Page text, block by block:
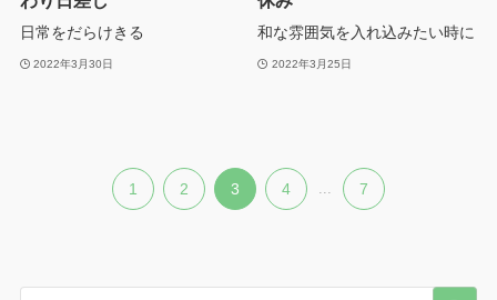
日常をだらけきる
2022年3月30日
和な雰囲気を入れ込みたい時に
2022年3月25日
1 2 3 4 ... 7